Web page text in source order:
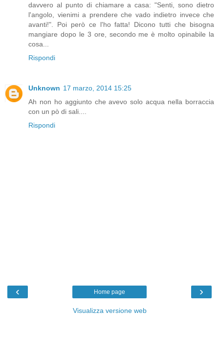
davvero al punto di chiamare a casa: "Senti, sono dietro
l'angolo, vienimi a prendere che vado indietro invece che
avanti!". Poi però ce l'ho fatta! Dicono tutti che bisogna
mangiare dopo le 3 ore, secondo me è molto opinabile la
cosa...
Rispondi
Unknown 17 marzo, 2014 15:25
Ah non ho aggiunto che avevo solo acqua nella borraccia
con un pò di sali....
Rispondi
‹ ›
Home page
Visualizza versione web